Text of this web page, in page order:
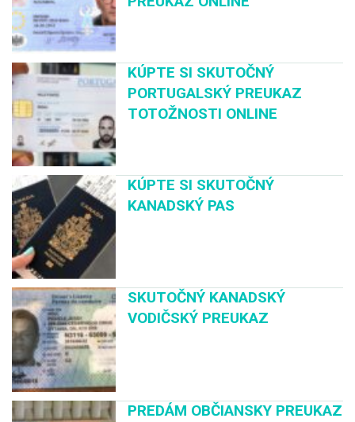
KÚPTE SI SKUTOČNÝ
PORTUGALSKÝ PREUKAZ
TOTOŽNOSTI ONLINE
KÚPTE SI SKUTOČNÝ
KANADSKÝ PAS
SKUTOČNÝ KANADSKÝ
VODIČSKÝ PREUKAZ
PREDÁM OBČIANSKY PREUKAZ